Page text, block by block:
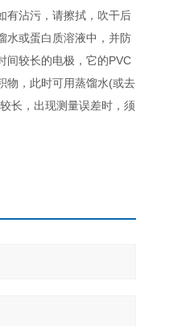
有沾污，请擦拭，吹干后
水或蛋白质溶液中，并防
间较长的电极，它的PVC
物，此时可用蒸馏水(或去
长，出现测量误差时，须